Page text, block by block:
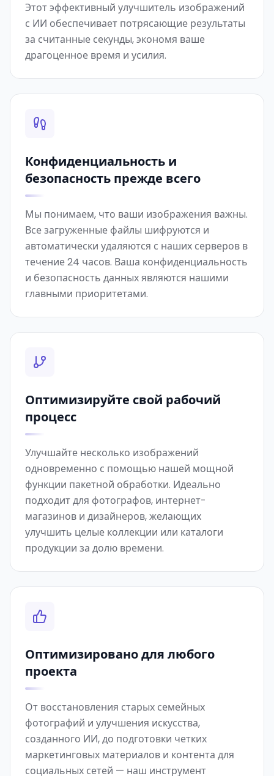
Этот эффективный улучшитель изображений
с ИИ обеспечивает потрясающие результаты
за считанные секунды, экономя ваше
драгоценное время и усилия.
Конфиденциальность и
безопасность прежде всего
Мы понимаем, что ваши изображения важны.
Все загруженные файлы шифруются и
автоматически удаляются с наших серверов в
течение 24 часов. Ваша конфиденциальность
и безопасность данных являются нашими
главными приоритетами.
Оптимизируйте свой рабочий
процесс
Улучшайте несколько изображений
одновременно с помощью нашей мощной
функции пакетной обработки. Идеально
подходит для фотографов, интернет-
магазинов и дизайнеров, желающих
улучшить целые коллекции или каталоги
продукции за долю времени.
Оптимизировано для любого
проекта
От восстановления старых семейных
фотографий и улучшения искусства,
созданного ИИ, до подготовки четких
маркетинговых материалов и контента для
социальных сетей — наш инструмент